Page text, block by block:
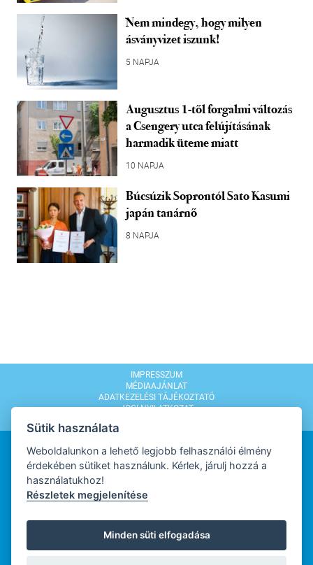
Nem mindegy, hogy milyen
ásványvizet iszunk!
5 NAPJA
Augusztus 1-től forgalmi változás
a Csengery utca felújításának
harmadik üteme miatt
10 NAPJA
Búcsúzik Soprontól Sato Kasumi
japán tanárnő
8 NAPJA
IMPRESSZUM
MÉDIAAJÁNLAT
ADATKEZELÉSI TÁJÉKOZTATÓ
JOGI NYILATKOZAT
WEBDESIGN
WEBFEJLESZTŐ
Sütik használata
Weboldalunkon a lehető legjobb felhasználói élmény
érdekében sütiket használunk. Kérlek, járulj hozzá a
használatukhoz!
Részletek megjelenítése
Minden süti elfogadása